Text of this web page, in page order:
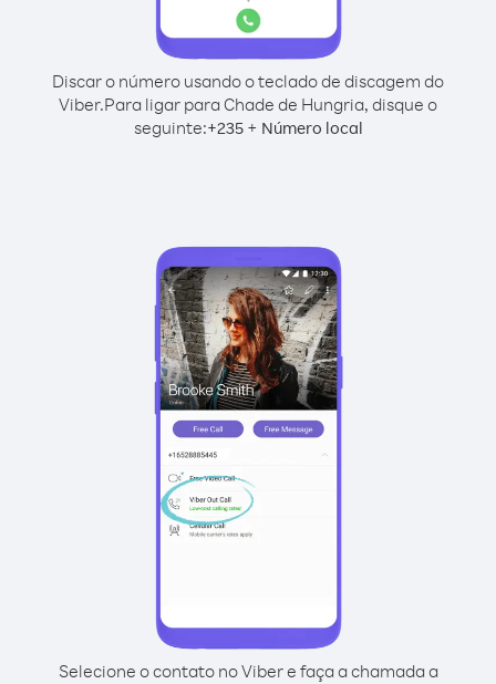
Discar o número usando o teclado de discagem do
Viber.Para ligar para Chade de Hungria, disque o
seguinte:+235+ Número local
Selecione o contato no Viber e faça a chamada a